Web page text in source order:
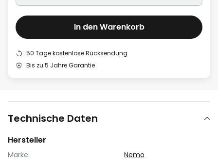
In den Warenkorb
50 Tage kostenlose Rücksendung
Bis zu 5 Jahre Garantie
Technische Daten
Hersteller
Marke:
Nemo